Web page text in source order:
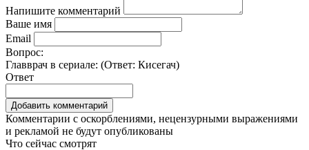
Напишите комментарий
Ваше имя
Email
Вопрос:
Главврач в сериале: (Ответ: Кисегач)
Ответ
Комментарии с оскорблениями, нецензурными выражениями
и рекламой не будут опубликованы
Что сейчас смотрят